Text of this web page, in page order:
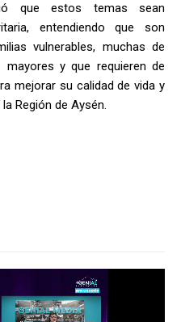
que estos temas sean
entendiendo que son
vulnerables, muchas de
y que requieren de
mejorar su calidad de vida y
Región de Aysén.